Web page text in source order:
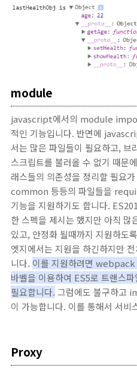
module
javascript에서의 module
적인 기능입니다. 반면에
서는 많은 파일들이 필요하고,
스크립트를 불러올 수 없기 때문
래스들의 의존성을 정리할 필요
common 등등의 파일들을
기능을 지원하기도 합니다.
한 스펙을 제시는 했지만 아직 많
있고, 안정화 될때까지 지원하도
엣지에서는 지원을 하긴하지만
니다. 이를 지원하려면 webpack
바벨을 이용하여 ES5로 트랜스
필요합니다. 그럼에도 불구하고
이 가능합니다. 이를 통해서 서비
Proxy